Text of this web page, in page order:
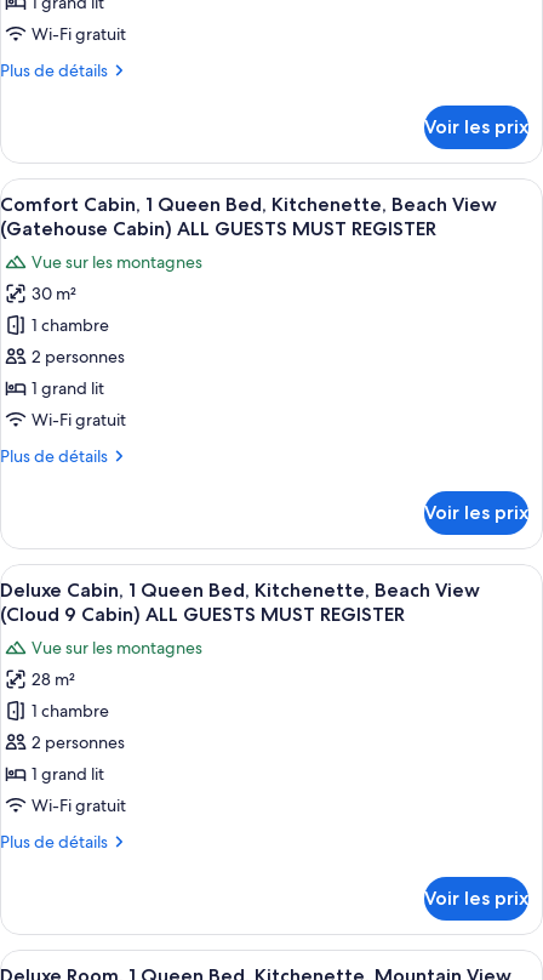
MUST
REGISTER
(Heron
Loft
Floor)
REGISTER
chambre :
Room,
Bed,
Kitchenette,
Mountain
View
(Heron
View
2nd
Floor)
ALL
GUESTS
MUST
Wi-Fi gratuit
Plus de détails
Plus
le
type
de
chambre
Deluxe
Room,
Queen
Bed,
Kitchenette,
View
(Heron
2nd
MUST
REGISTER
Voir les prix
Afficher
toutes
les
photos
pour
ce
type
de
chambre :
Cabin,
Bed,
Kitchenette,
Beach
View
(Gatehouse
Cabin)
ALL
GUESTS
MUST
REGISTER
Comfort Cabin, 1 Queen Bed,
15
Comfort Cabin, 1 Queen Bed, Kitchenette, Beach View
(Gatehouse Cabin) ALL GUESTS MUST REGISTER
Vue sur les montagnes
30 m²
1 chambre
2 personnes
1 grand lit
Wi-Fi gratuit
Plus de détails
Plus
le
type
de
chambre
Comfort
Cabin,
Queen
Bed,
Kitchenette,
View
(Gatehouse
ALL
Voir les prix
Afficher
toutes
les
photos
pour
ce
type
de
chambre :
Cabin,
Bed,
Kitchenette,
Deluxe Cabin, 1 Queen Bed,
12
Deluxe Cabin, 1 Queen Bed, Kitchenette, Beach View
(Cloud 9 Cabin) ALL GUESTS MUST REGISTER
Vue sur les montagnes
28 m²
1 chambre
2 personnes
1 grand lit
Wi-Fi gratuit
Plus de détails
Plus
le
type
de
Voir les prix
Afficher
Deluxe Room, 1 Queen Bed,
15